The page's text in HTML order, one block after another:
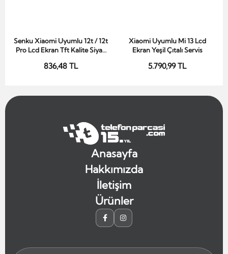
Sepete Ekle
Senku Xiaomi Uyumlu 12t / 12t
Pro Lcd Ekran Tft Kalite Siyah
836,48 TL
Sepete Ekle
Xiaomi Uyumlu Mi 13 Lcd
Ekran Yeşil Çıtalı Servis
5.790,99 TL
Anasayfa
Hakkımızda
İletişim
Ürünler